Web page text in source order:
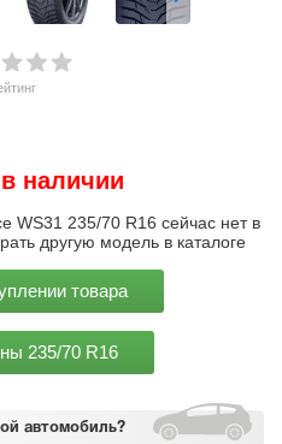
автомобиль?
наличии
WS31 235/70 R16 сейчас нет в
другую модель в каталоге
товара
235/70 R16